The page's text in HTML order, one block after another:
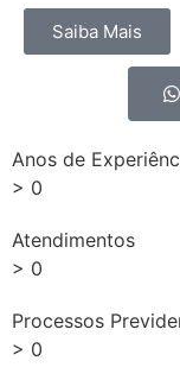
Saiba Mais
Anos de
> 0
Atendimentos
> 0
Processos
> 0